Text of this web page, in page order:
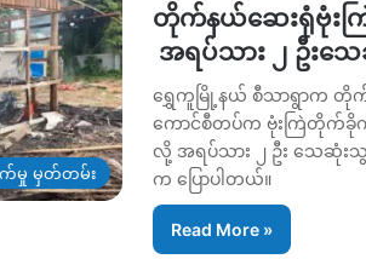
က်မှု မှတ်တမ်း
တိုက်နယ်ဆေးရုံဗုံးက
အရပ်သား ၂ ဦးသ
ရွှေကူမြို့နယ် စီသာရွာက တို
ကောင်စီတပ်က ဗုံးကြဲတိုက်ခို
လို့ အရပ်သား ၂ ဦး သေဆုံ
က ပြောပါတယ်။
Read More »